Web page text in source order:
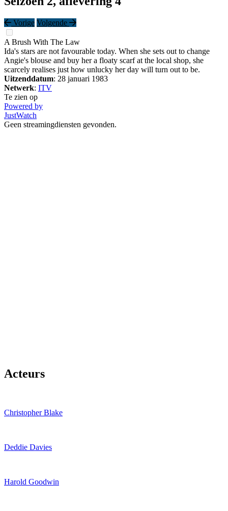
Vorige Volgende
A Brush With The Law
Ida's stars are not favourable today. When she sets out to change
Angie's blouse and buy her a floaty scarf at the local shop, she
scarcely realises just how unlucky her day will turn out to be.
Uitzenddatum: 28 januari 1983
Netwerk: ITV
Te zien op
Powered by
JustWatch
Geen streamingdiensten gevonden.
Acteurs
Christopher Blake
Deddie Davies
Harold Goodwin